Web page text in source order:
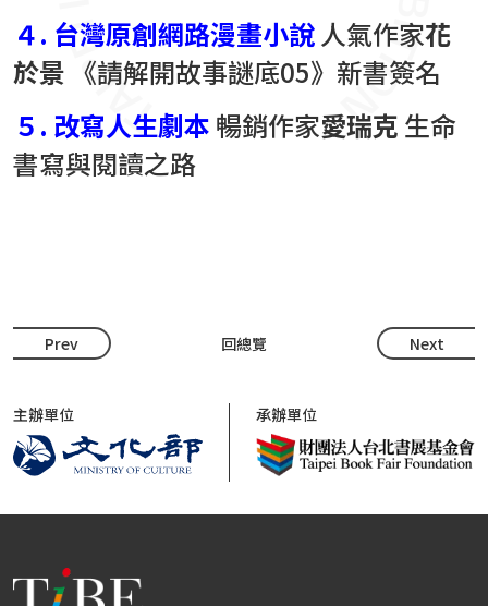
４. 台灣原創網路漫畫小說 人氣作家花
於景 《請解開故事謎底05》新書簽名
５. 改寫人生劇本 暢銷作家愛瑞克 生命
書寫與閱讀之路
Prev 回總覽 Next
主辦單位 承辦單位